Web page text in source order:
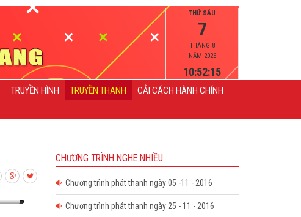
THỨ SÁU
7
THÁNG 8
NĂM 2026
10:52:16
TRUYỀN HÌNH TRUYỀN THANH
CẢI CÁCH HÀNH CHÍNH
CHƯƠNG TRÌNH NGHE NHIỀU
Chương trình phát thanh ngày 05 -11 - 2016
Chương trình phát thanh ngày 25 - 11 - 2016